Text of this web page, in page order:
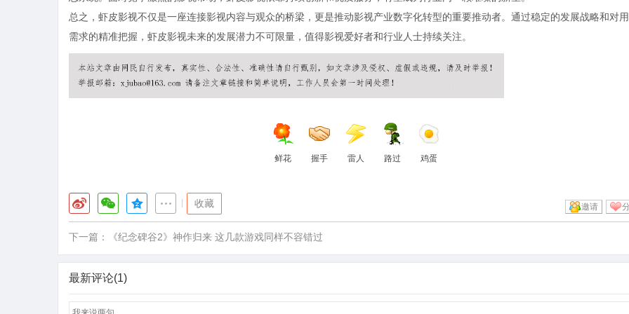
总之，虾皮影视不仅是一座连接影视内容与观众的桥梁，更是推动影视产业数字化转型的重要推动者。通过稳定的发展战略和对
需求的精准把握，虾皮影视未来的发展潜力不可限量，值得影视爱好者和行业人士持续关注。
鲜花 握手 雷人 路过 鸡蛋
收藏 邀请
下一篇： 《纪念碑谷2》神作归来 这几款游戏同样不容错过
最新评论(1)